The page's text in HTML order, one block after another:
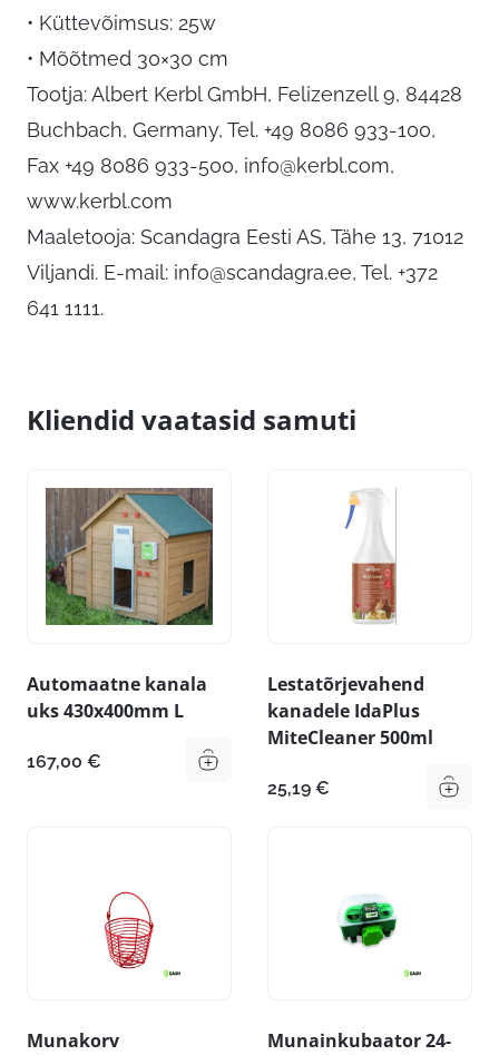
• Küttevõimsus: 25w
• Mõõtmed 30×30 cm
Tootja: Albert Kerbl GmbH, Felizenzell 9, 84428
Buchbach, Germany, Tel. +49 8086 933-100,
Fax +49 8086 933-500, info@kerbl.com,
www.kerbl.com
Maaletooja: Scandagra Eesti AS, Tähe 13, 71012
Viljandi. E-mail: info@scandagra.ee, Tel. +372
641 1111.
Kliendid vaatasid samuti
Automaatne kanala
uks 430x400mm L
167,00 €
Lestatõrjevahend
kanadele IdaPlus
MiteCleaner 500ml
25,19 €
Munakorv
Munainkubaator 24-